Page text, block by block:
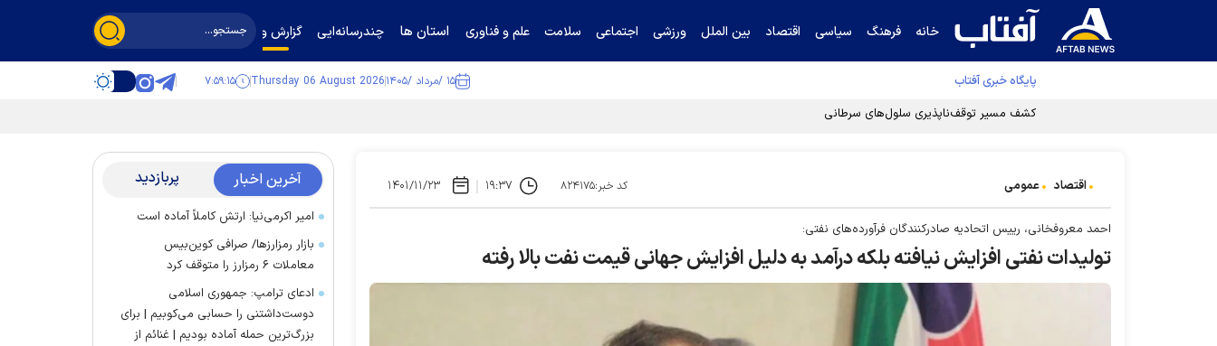
خانه فرهنگ سیاسی اقتصاد بین الملل ورزشی اجتماعی سلامت علم و فناوری استان ها چندرسانه‌ایی گزارش و گفت‌وگو
پایگاه خبری آفتاب ۱۵ /مرداد /۱۴۰۵ Thursday 06 August 2026 ۷:۵۹:۱۶
اقتصاد عمومی کد خبر:۸۲۴۱۷۵ ۱۹:۳۷ ۱۴۰۱/۱۱/۲۳
احمد معروفخانی، رییس اتحادیه صادرکنندگان فرآورده‌های نفتی:
تولیدات نفتی افزایش نیافته بلکه درآمد به دلیل افزایش جهانی قیمت نفت بالا رفته
آخرین اخبار پربازدید
امیر اکرمی‌نیا: ارتش کاملاً آماده است
بازار رمزارز‌ها/ صرافی کوین‌بیس
معاملات ۶ رمزارز را متوقف کرد
ادعای ترامپ: جمهوری اسلامی
دوست‌داشتنی را حسابی می‌کوبیم | برای
بزرگ‌ترین حمله آماده بودیم | غنائم از